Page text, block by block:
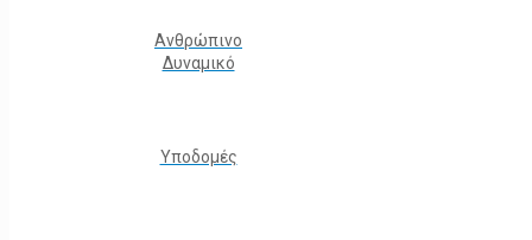
Ανθρώπινο
Δυναμικό
Υποδομές